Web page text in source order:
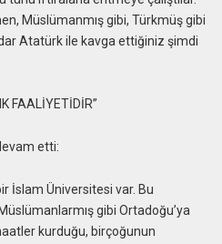
Müslümanmış gibi, Türkmüş gibi
Atatürk ile kavga ettiğiniz şimdi
FAALİYETİDİR”
etti:
İslam Üniversitesi var. Bu
gibi Ortadoğu’ya
kurduğu, birçoğunun